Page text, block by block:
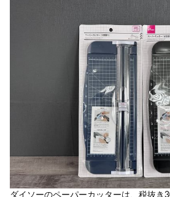
ダイソーのペーパーカッターは、税抜き